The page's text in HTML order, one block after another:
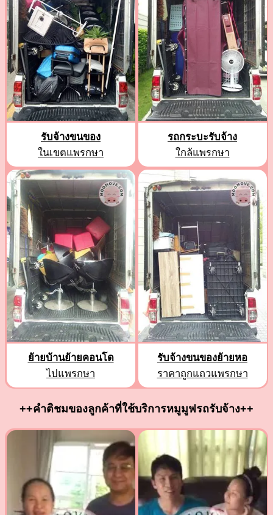
รับจ้างขนของ
ในเขตแพรกษา
รถกระบะรับจ้าง
ใกล้แพรกษา
ย้ายบ้านย้ายคอนโด
ไปแพรกษา
รับจ้างขนของย้ายหอ
ราคาถูกแถวแพรกษา
++คำติชมของลูกค้าที่ใช้บริการหมูมูฟรถรับจ้าง++